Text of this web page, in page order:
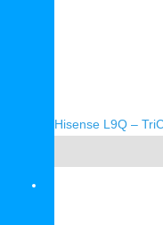
Hisense L9Q –